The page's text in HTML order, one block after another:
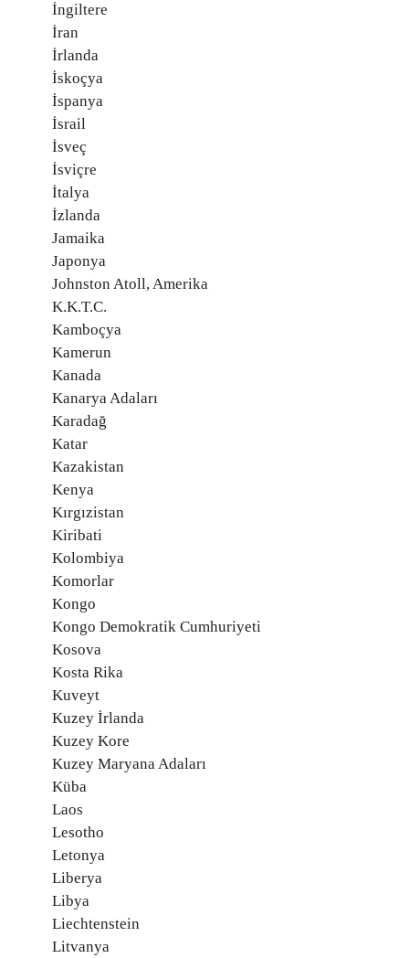
İngiltere
İran
İrlanda
İskoçya
İspanya
İsrail
İsveç
İsviçre
İtalya
İzlanda
Jamaika
Japonya
Johnston Atoll, Amerika
K.K.T.C.
Kamboçya
Kamerun
Kanada
Kanarya Adaları
Karadağ
Katar
Kazakistan
Kenya
Kırgızistan
Kiribati
Kolombiya
Komorlar
Kongo
Kongo Demokratik Cumhuriyeti
Kosova
Kosta Rika
Kuveyt
Kuzey İrlanda
Kuzey Kore
Kuzey Maryana Adaları
Küba
Laos
Lesotho
Letonya
Liberya
Libya
Liechtenstein
Litvanya